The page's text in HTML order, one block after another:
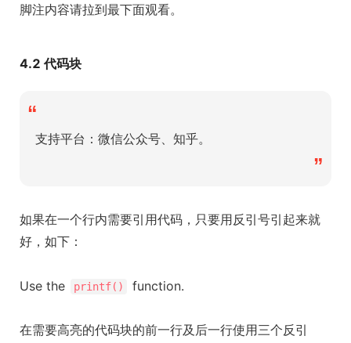
脚注内容请拉到最下面观看。
4.2 代码块
“
支持平台：微信公众号、知乎。
”
如果在一个行内需要引用代码，只要用反引号引起来就
好，如下：
Use the printf() function.
在需要高亮的代码块的前一行及后一行使用三个反引